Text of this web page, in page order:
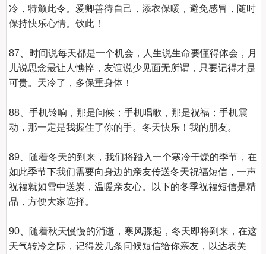
冷，特颁此令。爱卿善待自己，添衣保暖，避免感冒，随时
保持快乐心情。钦此！
87、时间说每天都是一个机会，人生说生命要懂得体会，月
儿说思念最让人憔悴，友谊说少见面无所谓，只要记得才是
可贵。天冷了，多保重身体！
88、手机铃响，那是问候；手机唱歌，那是祝福；手机震
动，那一定是我握住了你的手。冬天快乐！我的朋友。
89、随着冬天的到来，我们将踏入一个寒冷干燥的季节，在
如此季节下我们需要向身边的亲友传送冬天祝福短信，一声
祝福就如雪中送炭，温暖亲友心。以下的冬季祝福短信是精
品，方便大家选择。
90、随着秋天慢慢的消逝，寒风骤起，冬天即将到来，在这
天气转冷之际，记得发几条问候短信给你亲友，以达表关